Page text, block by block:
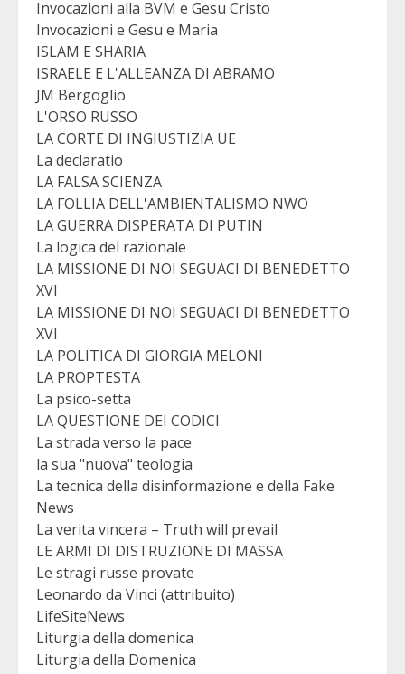
Invocazioni alla BVM e Gesu Cristo
Invocazioni e Gesu e Maria
ISLAM E SHARIA
ISRAELE E L'ALLEANZA DI ABRAMO
JM Bergoglio
L'ORSO RUSSO
LA CORTE DI INGIUSTIZIA UE
La declaratio
LA FALSA SCIENZA
LA FOLLIA DELL'AMBIENTALISMO NWO
LA GUERRA DISPERATA DI PUTIN
La logica del razionale
LA MISSIONE DI NOI SEGUACI DI BENEDETTO
XVI
LA MISSIONE DI NOI SEGUACI DI BENEDETTO
XVI
LA POLITICA DI GIORGIA MELONI
LA PROPTESTA
La psico-setta
LA QUESTIONE DEI CODICI
La strada verso la pace
la sua "nuova" teologia
La tecnica della disinformazione e della Fake
News
La verita vincera – Truth will prevail
LE ARMI DI DISTRUZIONE DI MASSA
Le stragi russe provate
Leonardo da Vinci (attribuito)
LifeSiteNews
Liturgia della domenica
Liturgia della Domenica